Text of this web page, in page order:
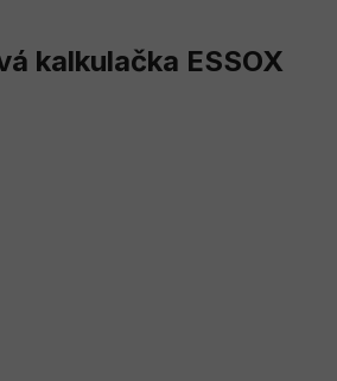
kalkulačka ESSOX